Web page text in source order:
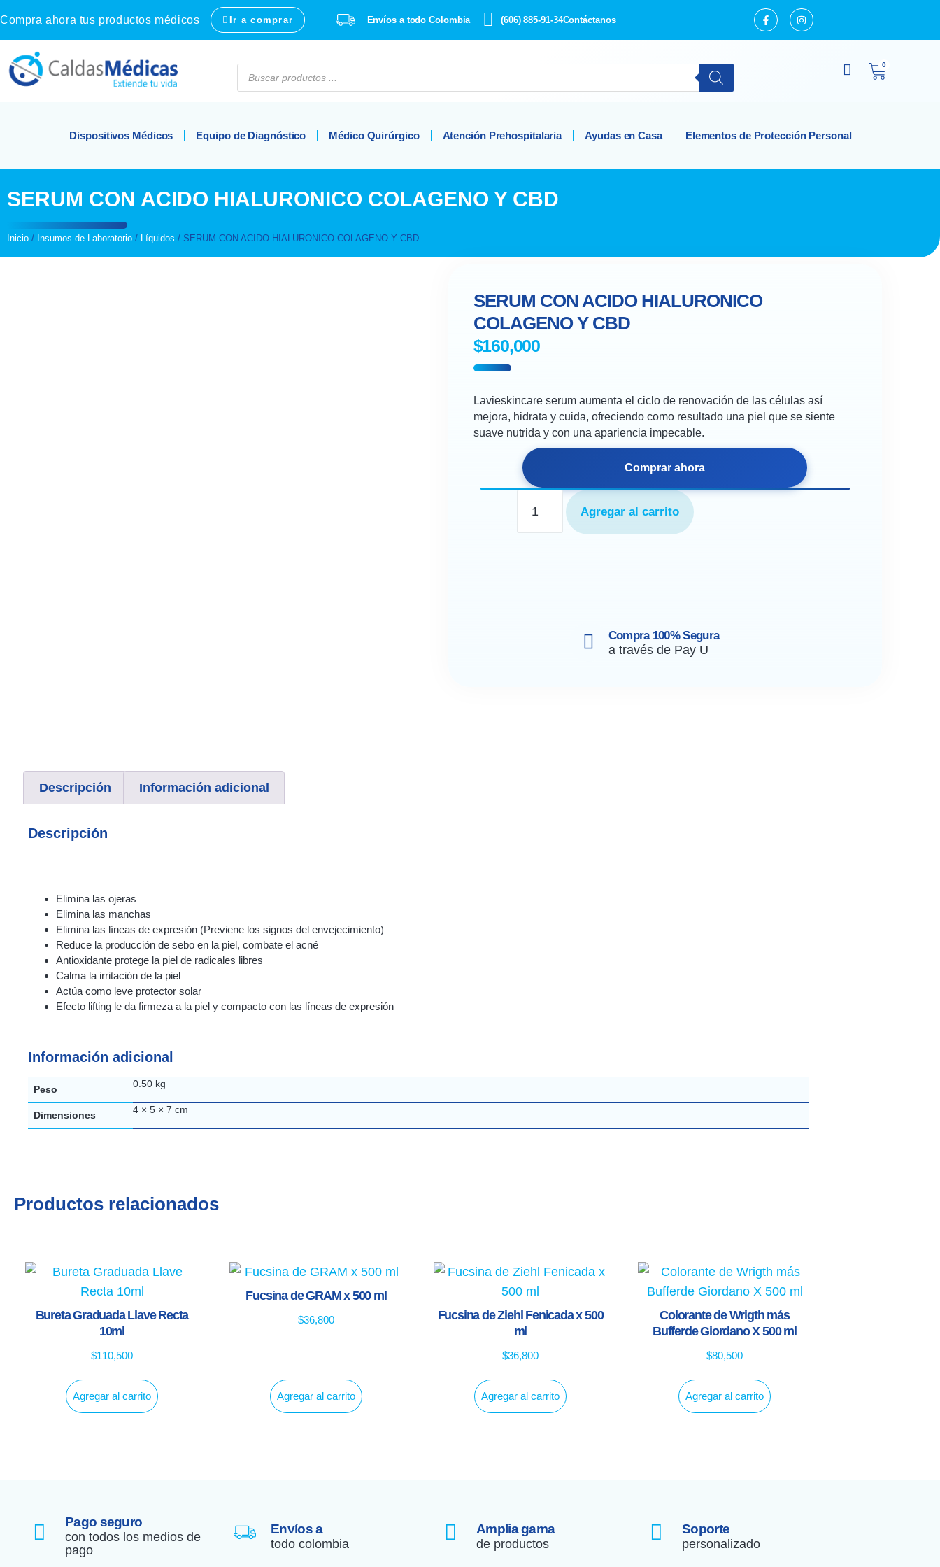
Compra ahora tus productos médicos Ir a comprar Envíos a todo Colombia (606) 885-91-34Contáctanos
0
Dispositivos Médicos Equipo de Diagnóstico Médico Quirúrgico Atención Prehospitalaria Ayudas en Casa Elementos de Protección Personal
SERUM CON ACIDO HIALURONICO COLAGENO Y CBD
Inicio / Insumos de Laboratorio / Líquidos / SERUM CON ACIDO HIALURONICO COLAGENO Y CBD
SERUM CON ACIDO HIALURONICO
COLAGENO Y CBD
$160,000
Lavieskincare serum aumenta el ciclo de renovación de las células así
mejora, hidrata y cuida, ofreciendo como resultado una piel que se siente
suave nutrida y con una apariencia impecable.
Comprar ahora
Agregar al carrito
Compra 100% Segura
a través de Pay U
Descripción Información adicional
Descripción
Elimina las ojeras
Elimina las manchas
Elimina las líneas de expresión (Previene los signos del envejecimiento)
Reduce la producción de sebo en la piel, combate el acné
Antioxidante protege la piel de radicales libres
Calma la irritación de la piel
Actúa como leve protector solar
Efecto lifting le da firmeza a la piel y compacto con las líneas de expresión
Información adicional
Peso
0.50 kg
Dimensiones
4 × 5 × 7 cm
Productos relacionados
Bureta Graduada Llave Recta
10ml
$110,500
Agregar al carrito
Fucsina de GRAM x 500 ml
$36,800
Agregar al carrito
Fucsina de Ziehl Fenicada x 500
ml
$36,800
Agregar al carrito
Colorante de Wrigth más
Bufferde Giordano X 500 ml
$80,500
Agregar al carrito
Pago seguro
con todos los medios de
pago
Envíos a
todo colombia
Amplia gama
de productos
Soporte
personalizado